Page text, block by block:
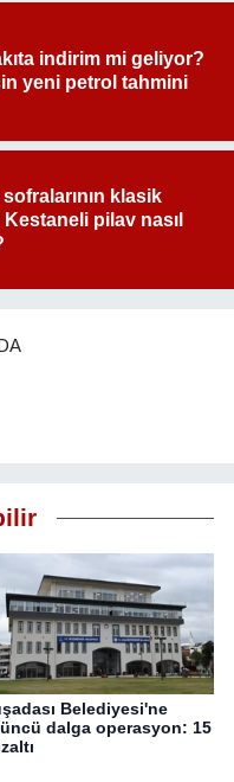
indirim mi geliyor?
yeni petrol tahmini
sofralarının klasik
Kestaneli pilav nasıl
Belediyesi'ne
dalga operasyon: 15